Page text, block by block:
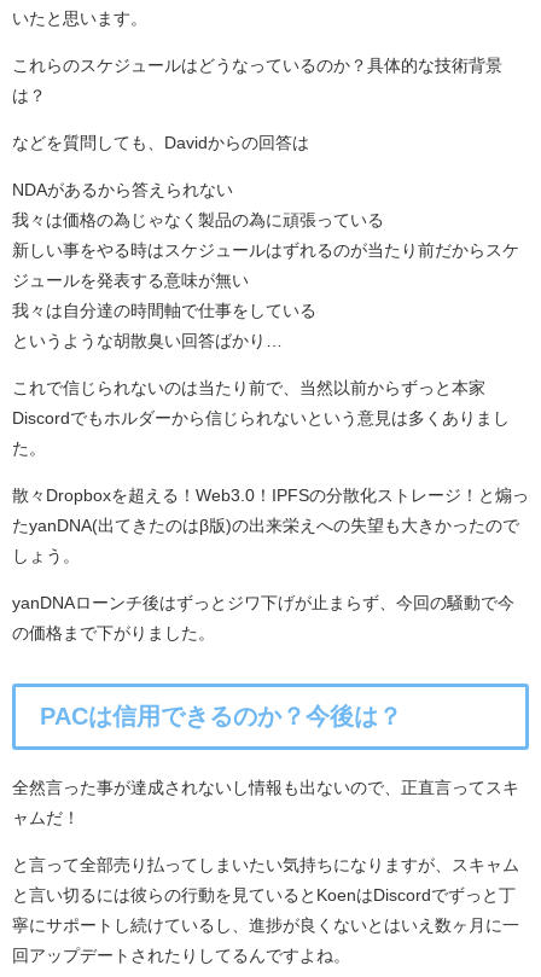
いたと思います。
これらのスケジュールはどうなっているのか？具体的な技術背景
は？
などを質問しても、Davidからの回答は
NDAがあるから答えられない
我々は価格の為じゃなく製品の為に頑張っている
新しい事をやる時はスケジュールはずれるのが当たり前だからスケ
ジュールを発表する意味が無い
我々は自分達の時間軸で仕事をしている
というような胡散臭い回答ばかり…
これで信じられないのは当たり前で、当然以前からずっと本家
Discordでもホルダーから信じられないという意見は多くありまし
た。
散々Dropboxを超える！Web3.0！IPFSの分散化ストレージ！と煽っ
たyanDNA(出てきたのはβ版)の出来栄えへの失望も大きかったので
しょう。
yanDNAローンチ後はずっとジワ下げが止まらず、今回の騒動で今
の価格まで下がりました。
PACは信用できるのか？今後は？
全然言った事が達成されないし情報も出ないので、正直言ってスキ
ャムだ！
と言って全部売り払ってしまいたい気持ちになりますが、スキャム
と言い切るには彼らの行動を見ているとKoenはDiscordでずっと丁
寧にサポートし続けているし、進捗が良くないとはいえ数ヶ月に一
回アップデートされたりしてるんですよね。